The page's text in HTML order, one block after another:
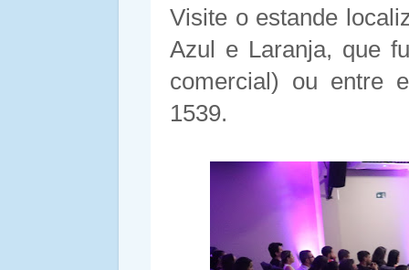
Visite o estande
Azul e Laranja, que
comercial) ou entre
1539.